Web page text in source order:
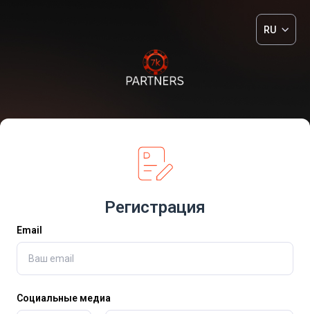
RU
Регистрация
Email
Социальные медиа